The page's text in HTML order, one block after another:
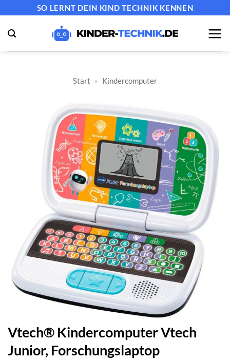
springen
SO LERNT DEIN KIND TECHNIK KENNEN
Start » Kindercomputer
Vtech® Kindercomputer Vtech
Junior, Forschungslaptop